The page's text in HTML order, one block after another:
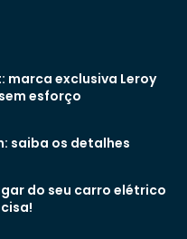
marca exclusiva Leroy
esforço
saiba os detalhes
do seu carro elétrico